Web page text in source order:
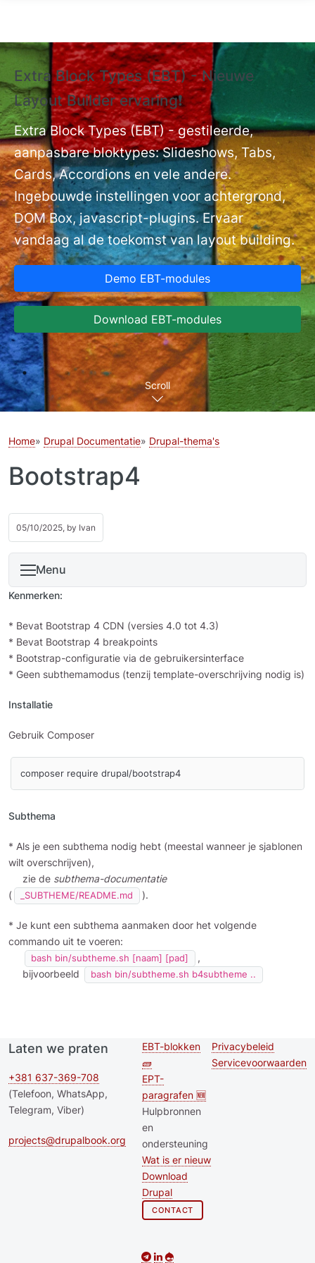
Extra Block Types (EBT) - Nieuwe
Layout Builder ervaring❗
Extra Block Types (EBT) - gestileerde,
aanpasbare bloktypes: Slideshows, Tabs,
Cards, Accordions en vele andere.
Ingebouwde instellingen voor achtergrond,
DOM Box, javascript-plugins. Ervaar
vandaag al de toekomst van layout building.
Demo EBT-modules
Download EBT-modules
Scroll
Home Drupal Documentatie Drupal-thema's
Bootstrap4
05/10/2025, by Ivan
Menu
Kenmerken:
* Bevat Bootstrap 4 CDN (versies 4.0 tot 4.3)
* Bevat Bootstrap 4 breakpoints
* Bootstrap-configuratie via de gebruikersinterface
* Geen subthemamodus (tenzij template-overschrijving nodig is)
Installatie
Gebruik Composer
composer require drupal/bootstrap4
Subthema
* Als je een subthema nodig hebt (meestal wanneer je sjablonen
wilt overschrijven),
zie de subthema-documentatie
(
_SUBTHEME/README.md ).
* Je kunt een subthema aanmaken door het volgende
commando uit te voeren:
bash bin/subtheme.sh [naam] [pad]
,
bijvoorbeeld
bash bin/subtheme.sh b4subtheme ..
Laten we praten
+381 637-369-708
(Telefoon, WhatsApp,
Telegram, Viber)
projects@drupalbook.org
Second
footer
menu
EBT-blokken
🧱
EPT-
paragrafen 🆕
Hulpbronnen
en
ondersteuning
Wat is er nieuw
Download
Drupal
CONTACT
Footer menu
Privacybeleid
Servicevoorwaarden